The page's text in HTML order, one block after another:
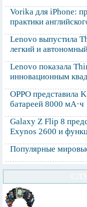
Vorika для iPhone:
практики
Lenovo выпустила
легкий и
Lenovo показала
инновационным
OPPO представила
батареей 8000 мА·ч
Galaxy Z Flip 8
Exynos 2600 и
Популярные